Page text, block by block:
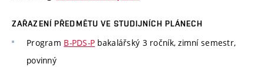
ZAŘAZENÍ PŘEDMĚTU VE STUDIJNÍCH PLÁNECH
Program B-PDS-P bakalářský 3 ročník, zimní semestr,
povinný